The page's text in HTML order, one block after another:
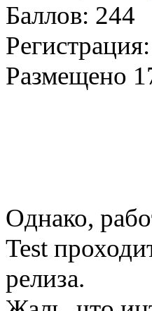
Баллов: 244
Регистрация:
Размещено
Однако,
Test
релиза.